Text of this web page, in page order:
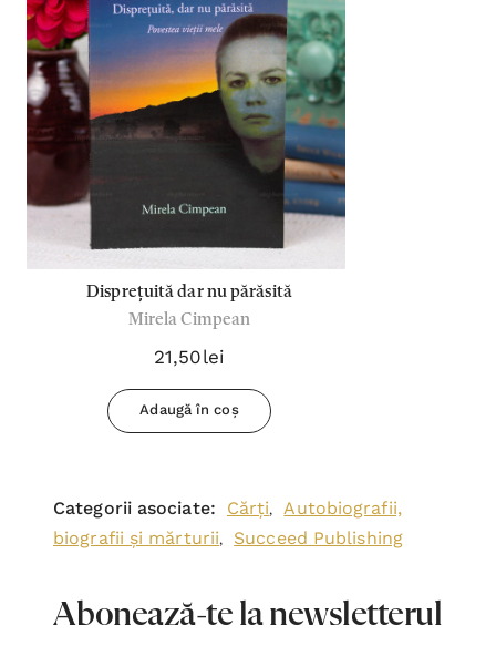
Disprețuită dar nu părăsită
Mirela Cimpean
21,50lei
Adaugă în coș
Categorii asociate: Cărți,
Autobiografii,
biografii și mărturii, Succeed Publishing
Abonează-te la newsletterul